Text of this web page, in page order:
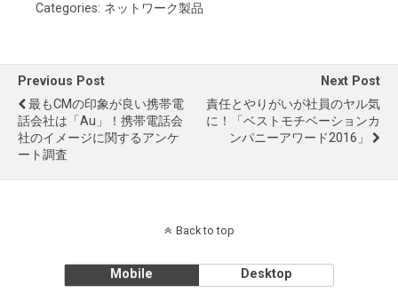
Categories: ネットワーク製品
Previous Post
最もCMの印象が良い携帯電
話会社は「au」！携帯電話会
社のイメージに関するアンケ
ート調査
Next Post
責任とやりがいが社員のヤル気
に！「ベストモチベーションカ
ンパニーアワード2016」
Back to top
Mobile Desktop